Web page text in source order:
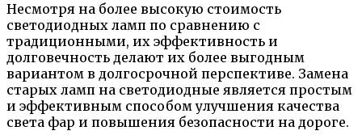
Несмотря на более высокую стоимость
светодиодных ламп по сравнению с
традиционными, их эффективность и
долговечность делают их более выгодным
вариантом в долгосрочной перспективе. Замена
старых ламп на светодиодные является простым
и эффективным способом улучшения качества
света фар и повышения безопасности на дороге.